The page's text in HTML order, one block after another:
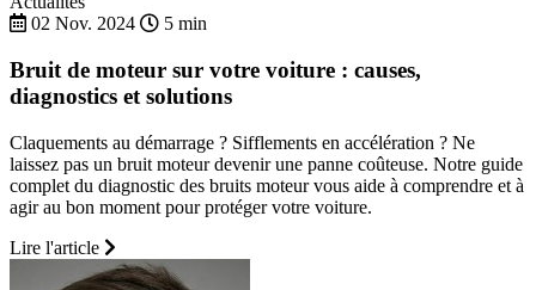
02 Nov. 2024
5 min
Bruit de moteur sur votre voiture : causes,
diagnostics et solutions
Claquements au démarrage ? Sifflements en accélération ? Ne
laissez pas un bruit moteur devenir une panne coûteuse. Notre guide
complet du diagnostic des bruits moteur vous aide à comprendre et à
agir au bon moment pour protéger votre voiture.
Lire l'article